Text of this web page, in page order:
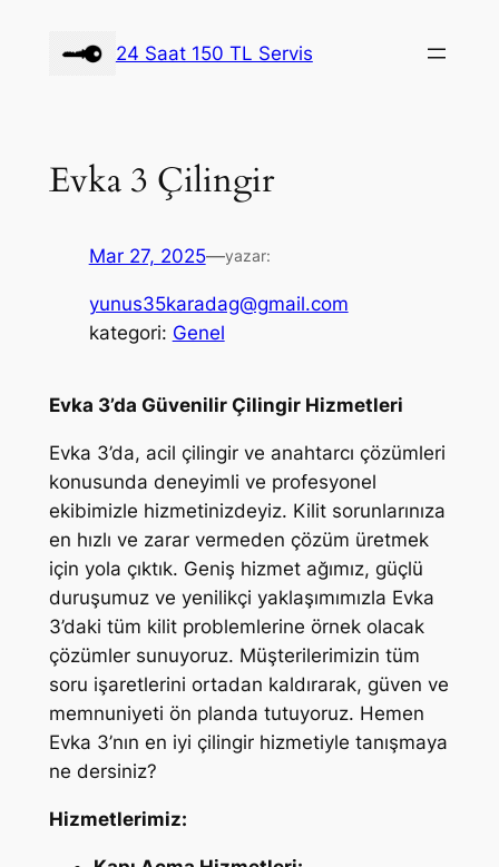
24 Saat 150 TL Servis
Evka 3 Çilingir
Mar 27, 2025—yazar:
yunus35karadag@gmail.com
kategori: Genel
Evka 3’da Güvenilir Çilingir Hizmetleri
Evka 3’da, acil çilingir ve anahtarcı çözümleri
konusunda deneyimli ve profesyonel
ekibimizle hizmetinizdeyiz. Kilit sorunlarınıza
en hızlı ve zarar vermeden çözüm üretmek
için yola çıktık. Geniş hizmet ağımız, güçlü
duruşumuz ve yenilikçi yaklaşımımızla Evka
3’daki tüm kilit problemlerine örnek olacak
çözümler sunuyoruz. Müşterilerimizin tüm
soru işaretlerini ortadan kaldırarak, güven ve
memnuniyeti ön planda tutuyoruz. Hemen
Evka 3’nın en iyi çilingir hizmetiyle tanışmaya
ne dersiniz?
Hizmetlerimiz: